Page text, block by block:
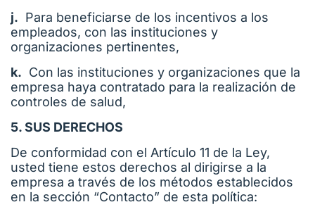
j. Para beneficiarse de los incentivos a los
empleados, con las instituciones y
organizaciones pertinentes,
k. Con las instituciones y organizaciones que la
empresa haya contratado para la realización de
controles de salud,
5. SUS DERECHOS
De conformidad con el Artículo 11 de la Ley,
usted tiene estos derechos al dirigirse a la
empresa a través de los métodos establecidos
en la sección “Contacto” de esta política: